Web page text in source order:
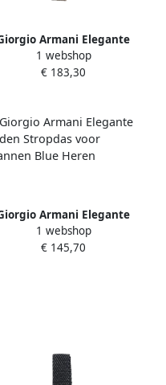
Armani Elegante
Zijden Stropdas voor
Mannen Brown Heren
1 webshop
€ 183,30
Armani Elegante
Zijden Stropdas voor
Mannen Blue Heren
1 webshop
€ 145,70